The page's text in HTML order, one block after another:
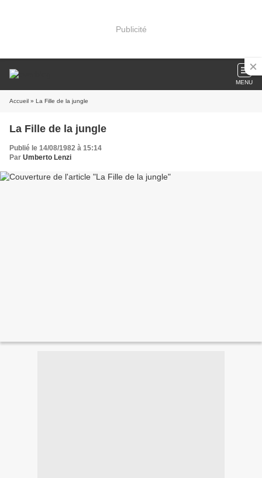
Publicité
MENU
Accueil » La Fille de la jungle
La Fille de la jungle
Publié le 14/08/1982 à 15:14
Par Umberto Lenzi